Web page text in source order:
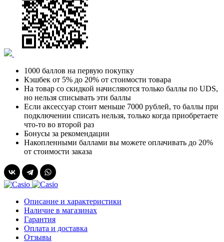
1000 баллов на первую покупку
Кэшбек от 5% до 20% от стоимости товара
На товар со скидкой начисляются только баллы по UDS,
но нельзя списывать эти баллы
Если аксессуар стоит меньше 7000 рублей, то баллы при
подключении списать нельзя, только когда приобретаете
что-то во второй раз
Бонусы за рекомендации
Накопленными баллами вы можете оплачивать до 20%
от стоимости заказа
Описание и характеристики
Наличие в магазинах
Гарантия
Оплата и доставка
Отзывы